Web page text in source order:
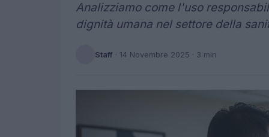
Analizziamo come l'uso
dignità umana nel settore della
Staff · 14 Novembre 2025 · 3 min